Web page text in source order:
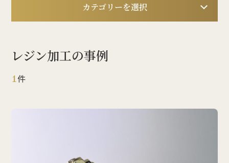
カテゴリーを選択
レジン加工の事例
1件